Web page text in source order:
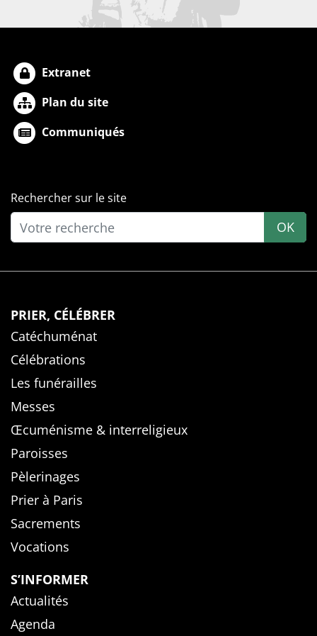
Extranet
Plan du site
Communiqués
Rechercher sur le site
OK
PRIER, CÉLÉBRER
Catéchuménat
Célébrations
Les funérailles
Messes
Œcuménisme & interreligieux
Paroisses
Pèlerinages
Prier à Paris
Sacrements
Vocations
S’INFORMER
Actualités
Agenda